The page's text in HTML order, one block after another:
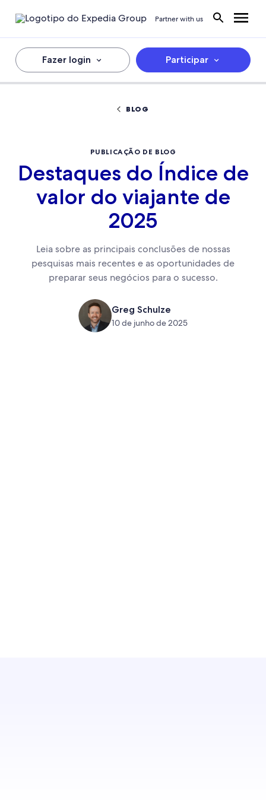
Partner with us
Fazer login Participar
BLOG
PUBLICAÇÃO DE BLOG
Destaques do Índice de
valor do viajante de
2025
Leia sobre as principais conclusões de nossas
pesquisas mais recentes e as oportunidades de
preparar seus negócios para o sucesso.
Greg Schulze
10 de junho de 2025